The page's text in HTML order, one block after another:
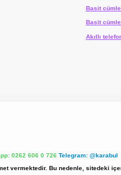
Basit
Basit
Akıllı
0262 606 0 726 Telegram: @karabul
vermektedir. Bu nedenle, sitedeki